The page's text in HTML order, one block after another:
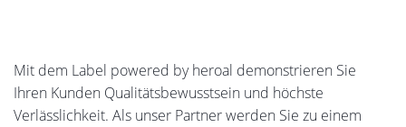
Mit dem Label powered by heroal demonstrieren Sie
Ihren Kunden Qualitätsbewusstsein und höchste
Verlässlichkeit. Als unser Partner werden Sie zu einem